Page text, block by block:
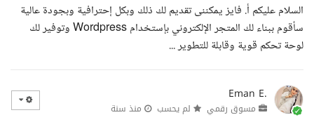
السلام عليكم أ. فايز يمكننى تقديم لك ذلك وبكل إحترافية وبجودة عالية
سأقوم ببناء لك المتجر الإلكتروني بإستخدام Wordpress وتوفير لك
لوحة تحكم قوية وقابلة للتطوير ...
Eman E.
مسوق رقمي لم يحسب منذ سنة